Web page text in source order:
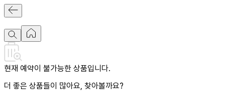
현재 예약이 불가능한 상품입니다.
더 좋은 상품들이 많아요, 찾아볼까요?